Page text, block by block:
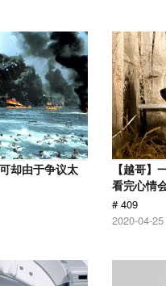
却由于争议太
【越哥】
看完心情
# 409
2020-04-